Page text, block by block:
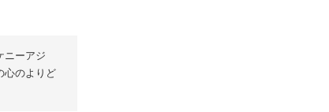
ニーアジ
心のよりど